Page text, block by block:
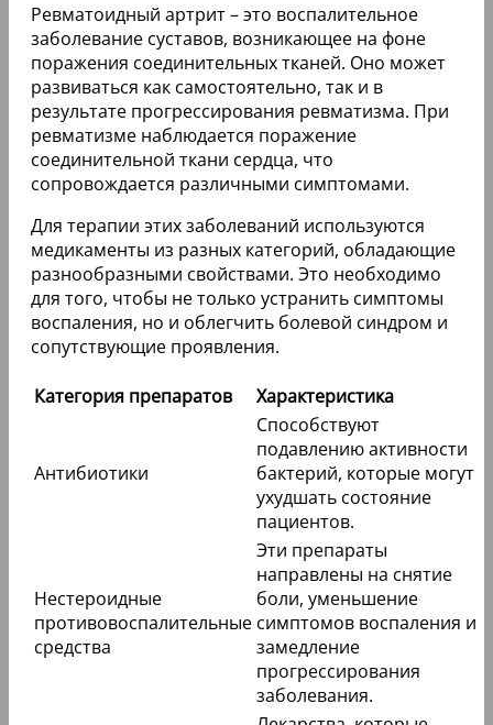
Ревматоидный артрит – это воспалительное
заболевание суставов, возникающее на фоне
поражения соединительных тканей. Оно может
развиваться как самостоятельно, так и в
результате прогрессирования ревматизма. При
ревматизме наблюдается поражение
соединительной ткани сердца, что
сопровождается различными симптомами.
Для терапии этих заболеваний используются
медикаменты из разных категорий, обладающие
разнообразными свойствами. Это необходимо
для того, чтобы не только устранить симптомы
воспаления, но и облегчить болевой синдром и
сопутствующие проявления.
Категория препаратов Характеристика
Антибиотики
Способствуют
подавлению активности
бактерий, которые могут
ухудшать состояние
пациентов.
Нестероидные
противовоспалительные
средства
Эти препараты
направлены на снятие
боли, уменьшение
симптомов воспаления и
замедление
прогрессирования
заболевания.